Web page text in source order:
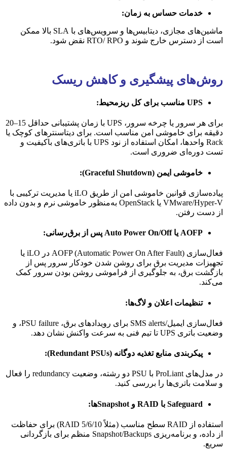
خدمات حساس به زمان:
ماشین‌های مجازی، دیتابیس‌ها و سرویس‌های با SLA بالا ممکن
است از دسترس خارج شوند و RTO/ RPO نقض شود.
روش‌های پیشگیری و کاهش ریسک
UPS مناسب برای کل ریزمحیط:
برای هر سرور یا چرخه سرور، UPS با زمان پشتیبانی حداقل 15–20
دقیقه برای خاموشی امن مناسب است. برای دیتاسنترهای کوچک یا
Rack واحدها، امکان استفاده از نود UPS با باتری‌های باکیفیت و
تست دوره‌ای ضروری است.
خاموشی ایمن (Graceful Shutdown):
پیاده‌سازی قوانین خاموشی امن از طریق iLO یا مدیریت ترکیبی با
VMware/Hyper-V یا OpenStack به‌منظور خاموشی نرم و بدون داده‌
از دست رفتن.
AOFP یا Auto Power On/Off پس از برق‌رسانی:
فعال‌سازی AOFP (Automatic Power On After Fault) در iLO یا
تجهیزات مدیریت برق برای روشن شدن خودکار سرور پس از
بازگشت برق، به جلوگیری از فراموشی روشن بودن سرور کمک
می‌کند.
تنظیمات اعلان و لاگ‌ها:
فعال‌سازی ایمیل/SMS alerts برای رویدادهای برق، PSU failure، و
وضعیت باتری UPS تا تیم فنی به سرعت واکنش نشان دهد.
پیکربندی منابع تغذیه دوگانه (Redundant PSUs):
در مدل‌های ProLiant با PSU دو رشته، وضعیت redundancy را فعال
و سلامت باتری‌ها را بررسی کنید.
Safeguard با RAID و Snapshotها:
استفاده از RAID سطح مناسب (مثلاً RAID 5/6/10) برای حفاظت
از داده، و برنامه‌ریزی Snapshot/Backups منظم برای بازگردانی
سریع.